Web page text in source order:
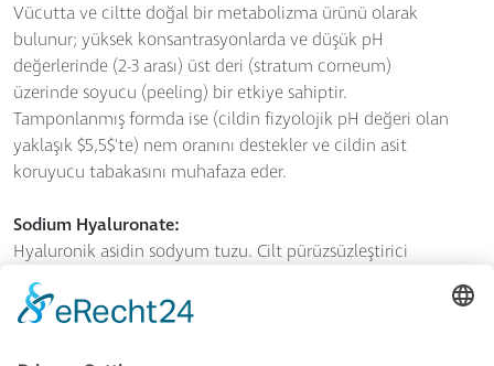
Vücutta ve ciltte doğal bir metabolizma ürünü olarak
bulunur; yüksek konsantrasyonlarda ve düşük pH
değerlerinde (2-3 arası) üst deri (stratum corneum)
üzerinde soyucu (peeling) bir etkiye sahiptir.
Tamponlanmış formda ise (cildin fizyolojik pH değeri olan
yaklaşık $5,5$'te) nem oranını destekler ve cildin asit
koruyucu tabakasını muhafaza eder.
Sodium Hyaluronate:
Hyaluronik asidin sodyum tuzu. Cilt pürüzsüzleştirici
özelliklere sahip doğal nemlendirici; cildin alt
katmanlarının (dermis) önemli bir doğal bileşenidir.
Eskiden horoz ibiğinden elde edilirdi, günümüzde ise daha